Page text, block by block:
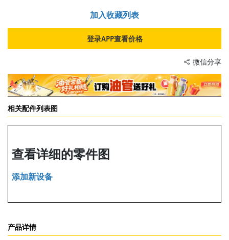
加入收藏列表
登录APP查看价格
微信分享
相关配件列表图
查看详细的零件图
添加新设备
产品详情